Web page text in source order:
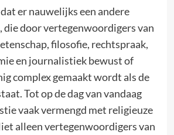
er nauwelijks een andere
die door vertegenwoordigers van
filosofie, rechtspraak,
en journalistiek bewust of
complex gemaakt wordt als de
Tot op de dag van vandaag
vaak vermengd met religieuze
alleen vertegenwoordigers van